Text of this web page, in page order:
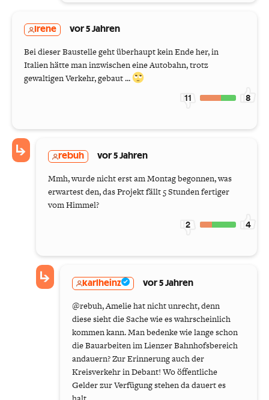
Irene vor 5 Jahren
Bei dieser Baustelle geht überhaupt kein Ende her, in
Italien hätte man inzwischen eine Autobahn, trotz
gewaltigen Verkehr, gebaut ...
11 8
rebuh vor 5 Jahren
Mmh, wurde nicht erst am Montag begonnen, was
erwartest den, das Projekt fällt 5 Stunden fertiger
vom Himmel?
2 4
karlheinz vor 5 Jahren
@rebuh, Amelie hat nicht unrecht, denn
diese sieht die Sache wie es wahrscheinlich
kommen kann. Man bedenke wie lange schon
die Bauarbeiten im Lienzer Bahnhofsbereich
andauern? Zur Erinnerung auch der
Kreisverkehr in Debant! Wo öffentliche
Gelder zur Verfügung stehen da dauert es